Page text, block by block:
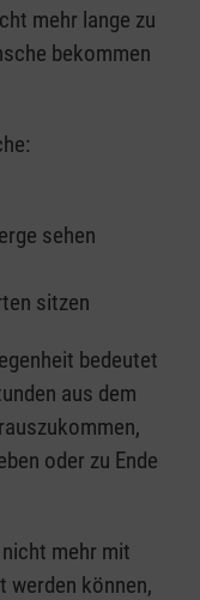
mehr lange zu
bekommen
sehen
sitzen
bedeutet
aus dem
oder zu Ende
mehr mit
werden können,